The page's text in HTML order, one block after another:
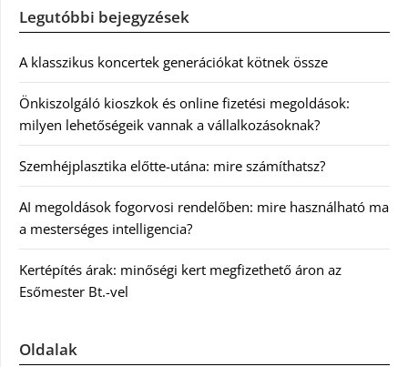
Legutóbbi bejegyzések
A klasszikus koncertek generációkat kötnek össze
Önkiszolgáló kioszkok és online fizetési megoldások:
milyen lehetőségeik vannak a vállalkozásoknak?
Szemhéjplasztika előtte-utána: mire számíthatsz?
AI megoldások fogorvosi rendelőben: mire használható ma
a mesterséges intelligencia?
Kertépítés árak: minőségi kert megfizethető áron az
Esőmester Bt.-vel
Oldalak